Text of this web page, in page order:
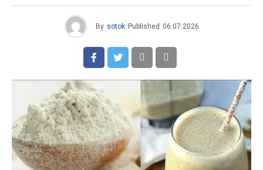
By sotok Published 06.07.2026